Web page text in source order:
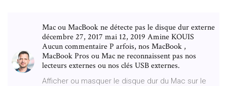
Mac ou MacBook ne détecte pas le disque dur externe
décembre 27, 2017 mai 12, 2019 Amine KOUIS
Aucun commentaire P arfois, nos MacBook ,
MacBook Pros ou Mac ne reconnaissent pas nos
lecteurs externes ou nos clés USB externes.
Afficher ou masquer le disque dur du Mac sur le